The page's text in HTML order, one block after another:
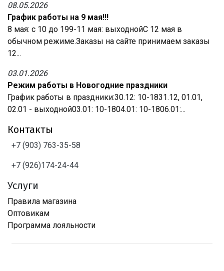
08.05.2026
График работы на 9 мая!!!
8 мая: с 10 до 199-11 мая: выходнойС 12 мая в
обычном режиме.Заказы на сайте принимаем заказы
12...
03.01.2026
Режим работы в Новогодние праздники
График работы в праздники:30.12: 10-1831.12, 01.01,
02.01 - выходной03.01: 10-1804.01: 10-1806.01:...
Контакты
+7 (903) 763-35-58
+7 (926)174-24-44
Услуги
Правила магазина
Оптовикам
Программа лояльности